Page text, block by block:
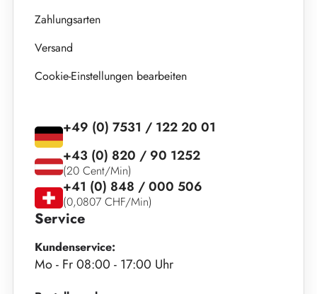
Zahlungsarten
Versand
Cookie-Einstellungen bearbeiten
Service
Kundenservice:
Mo - Fr 08:00 - 17:00 Uhr
+49 (0) 7531 / 122 20 01
+43 (0) 820 / 90 1252
(20 Cent/Min)
+41 (0) 848 / 000 506
(0,0807 CHF/Min)